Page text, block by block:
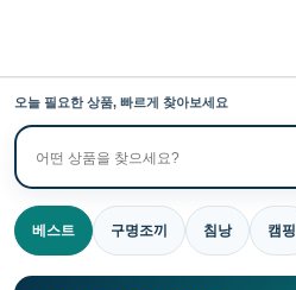
오늘 필요한 상품, 빠르게 찾아보세요
상
품
검
색
베스트 구명조끼 침낭 캠핑